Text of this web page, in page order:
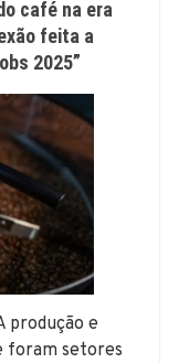
café na era
feita a
2025”
produção e
foram setores